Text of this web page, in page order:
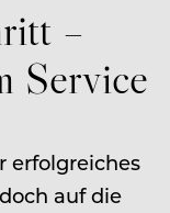
–
Service
erfolgreiches
auf die